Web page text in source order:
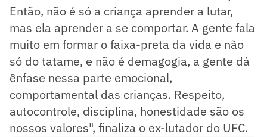
Então, não é só a criança aprender a lutar,
mas ela aprender a se comportar. A gente fala
muito em formar o faixa-preta da vida e não
só do tatame, e não é demagogia, a gente dá
ênfase nessa parte emocional,
comportamental das crianças. Respeito,
autocontrole, disciplina, honestidade são os
nossos valores", finaliza o ex-lutador do UFC.